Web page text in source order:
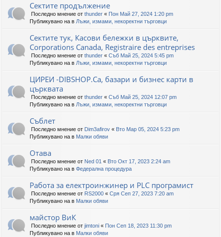
Сектите продължение
Последно мнение от thunder « Пон Май 27, 2024 1:20 pm
Публикувано на в Лъжи, измами, некоректни търговци
Сектите тук, Касови бележки в църквите,
Corporations Canada, Registraire des entreprises
Последно мнение от thunder « Съб Май 25, 2024 5:45 pm
Публикувано на в Лъжи, измами, некоректни търговци
ЦИРЕИ -DIBSHOP.Ca, базари и бизнес карти в
църквата
Последно мнение от thunder « Съб Май 25, 2024 12:07 pm
Публикувано на в Лъжи, измами, некоректни търговци
Съблет
Последно мнение от Dim3afirov « Вто Мар 05, 2024 5:23 pm
Публикувано на в Малки обяви
Отава
Последно мнение от Ned 01 « Вто Окт 17, 2023 2:24 am
Публикувано на в Федерална процедура
Работа за електроинжинер и PLC програмист
Последно мнение от RS2000 « Сря Сеп 27, 2023 7:20 am
Публикувано на в Малки обяви
майстор ВиК
Последно мнение от jimtoni « Пон Сеп 18, 2023 11:30 pm
Публикувано на в Малки обяви